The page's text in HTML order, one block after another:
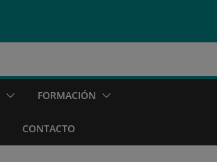
FORMACIÓN
CONTACTO